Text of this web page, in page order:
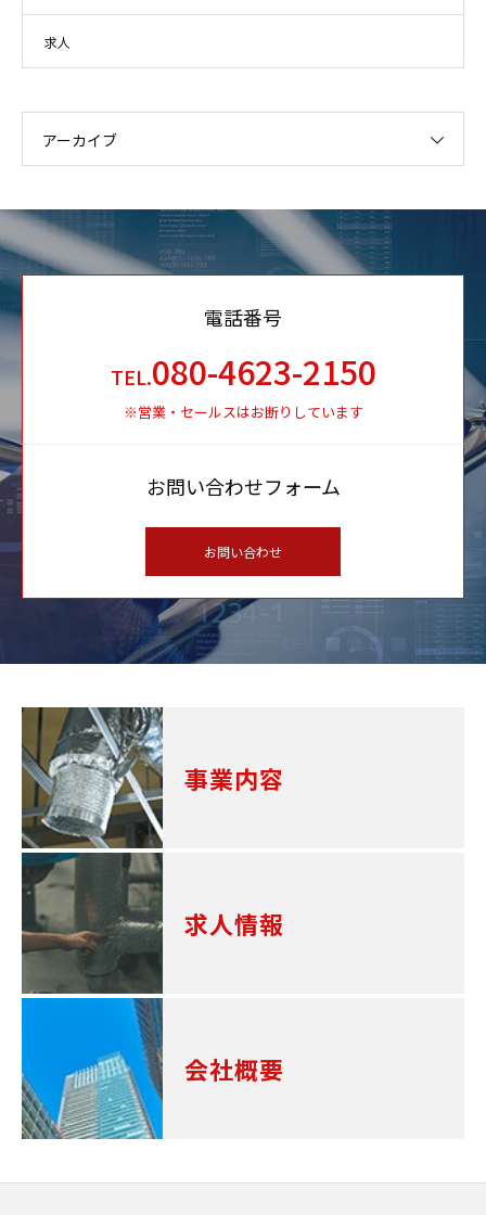
求人
アーカイブ
電話番号
TEL.080-4623-2150
※営業・セールスはお断りしています
お問い合わせフォーム
お問い合わせ
事業内容
求人情報
会社概要